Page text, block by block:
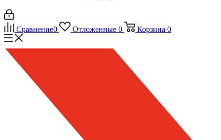
Сравнение0 Отложенные 0 Корзина 0